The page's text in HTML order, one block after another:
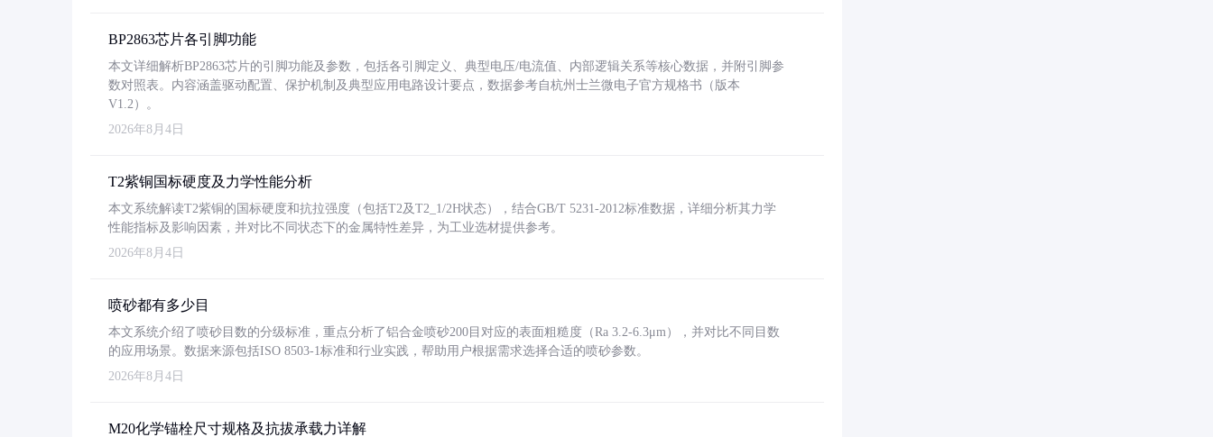
BP2863芯片各引脚功能
本文详细解析BP2863芯片的引脚功能及参数，包括各引脚定义、典型电压/电流值、内部逻辑关系等核心数据，并附引脚参
数对照表。内容涵盖驱动配置、保护机制及典型应用电路设计要点，数据参考自杭州士兰微电子官方规格书（版本
V1.2）。
2026年8月4日
T2紫铜国标硬度及力学性能分析
本文系统解读T2紫铜的国标硬度和抗拉强度（包括T2及T2_1/2H状态），结合GB/T 5231-2012标准数据，详细分析其力学
性能指标及影响因素，并对比不同状态下的金属特性差异，为工业选材提供参考。
2026年8月4日
喷砂都有多少目
本文系统介绍了喷砂目数的分级标准，重点分析了铝合金喷砂200目对应的表面粗糙度（Ra 3.2-6.3μm），并对比不同目数
的应用场景。数据来源包括ISO 8503-1标准和行业实践，帮助用户根据需求选择合适的喷砂参数。
2026年8月4日
M20化学锚栓尺寸规格及抗拔承载力详解